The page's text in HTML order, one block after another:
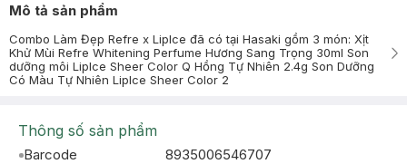
Mô tả sản phẩm
Combo Làm Đẹp Refre x LipIce đã có tại Hasaki gồm 3 món: Xịt
Khử Mùi Refre Whitening Perfume Hương Sang Trọng 30ml Son
dưỡng môi LipIce Sheer Color Q Hồng Tự Nhiên 2.4g Son Dưỡng
Có Màu Tự Nhiên LipIce Sheer Color 2
Thông số sản phẩm
Barcode
8935006546707